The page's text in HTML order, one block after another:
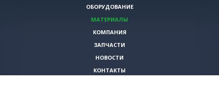
ОБОРУДОВАНИЕ
МАТЕРИАЛЫ
КОМПАНИЯ
ЗАПЧАСТИ
НОВОСТИ
КОНТАКТЫ